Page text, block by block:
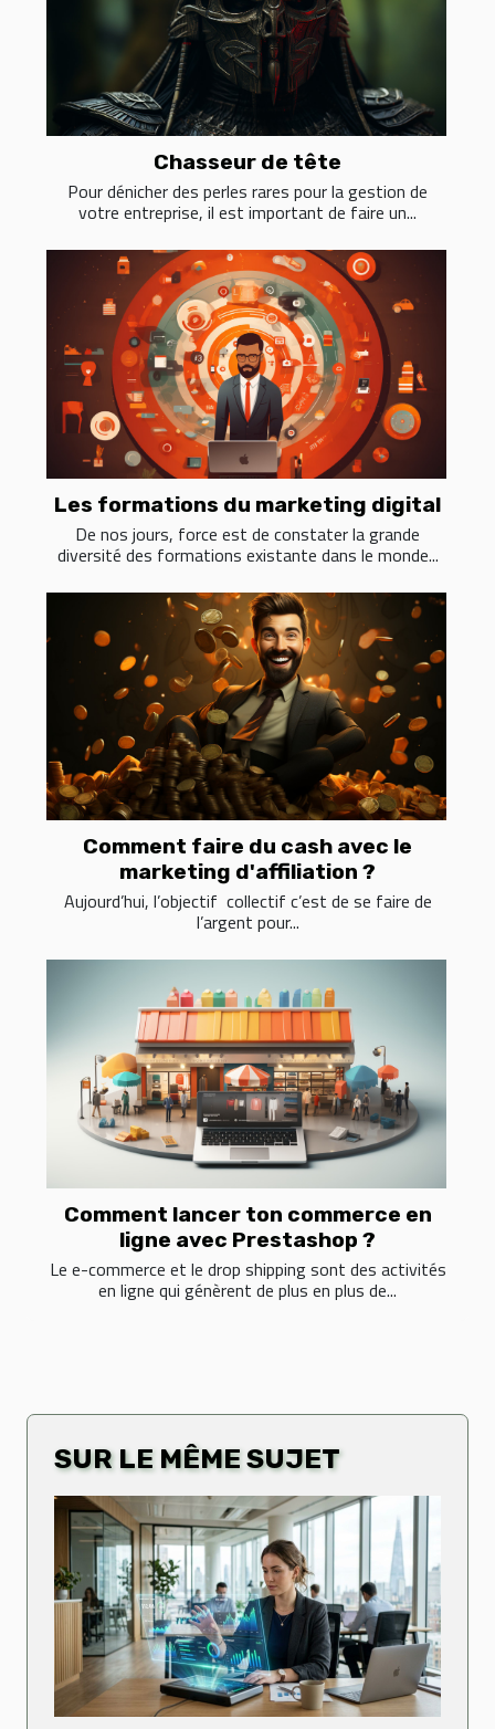
Chasseur de tête
Pour dénicher des perles rares pour la gestion de
votre entreprise, il est important de faire un...
Les formations du marketing digital
De nos jours, force est de constater la grande
diversité des formations existante dans le monde...
Comment faire du cash avec le
marketing d'affiliation ?
Aujourd’hui, l’objectif collectif c’est de se faire de
l’argent pour...
Comment lancer ton commerce en
ligne avec Prestashop ?
Le e-commerce et le drop shipping sont des activités
en ligne qui génèrent de plus en plus de...
SUR LE MÊME SUJET